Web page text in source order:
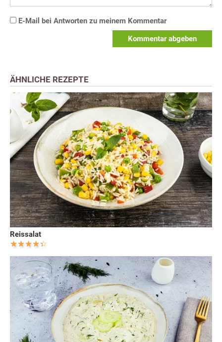
E-Mail bei Antworten zu meinem Kommentar
Kommentar abgeben
ÄHNLICHE REZEPTE
Reissalat